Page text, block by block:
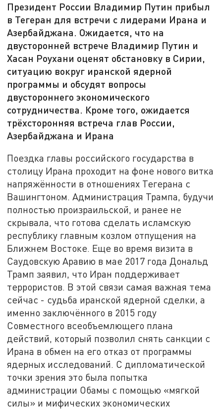
Президент России Владимир Путин прибыл
в Тегеран для встречи с лидерами Ирана и
Азербайджана. Ожидается, что на
двусторонней встрече Владимир Путин и
Хасан Роухани оценят обстановку в Сирии,
ситуацию вокруг иранской ядерной
программы и обсудят вопросы
двустороннего экономического
сотрудничества. Кроме того, ожидается
трёхсторонняя встреча глав России,
Азербайджана и Ирана
Поездка главы российского государства в
столицу Ирана проходит на фоне нового витка
напряжённости в отношениях Тегерана с
Вашингтоном. Администрация Трампа, будучи
полностью произраильской, и ранее не
скрывала, что готова сделать исламскую
республику главным козлом отпущения на
Ближнем Востоке. Еще во время визита в
Саудовскую Аравию в мае 2017 года Дональд
Трамп заявил, что Иран поддерживает
террористов. В этой связи самая важная тема
сейчас - судьба иранской ядерной сделки, а
именно заключённого в 2015 году
Совместного всеобъемлющего плана
действий, который позволил снять санкции с
Ирана в обмен на его отказ от программы
ядерных исследований. С дипломатической
точки зрения это была попытка
администрации Обамы с помощью «мягкой
силы» и мифических экономических